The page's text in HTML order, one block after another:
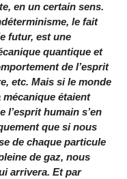
en un certain sens.
le fait
futur, est une
quantique et
de l’esprit
etc. Mais si le monde
étaient
l’esprit humain s’en
que si nous
de chaque particule
de gaz, nous
arrivera. Et par